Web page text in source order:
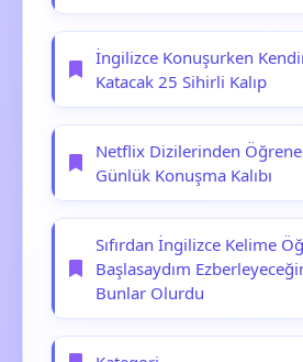
İngilizce Konuşurken
Katacak 25 Sihirli Kalıp
Netflix Dizilerinden
Günlük Konuşma Kalıbı
Sıfırdan İngilizce Kelime
Başlasaydım
Bunlar Olurdu